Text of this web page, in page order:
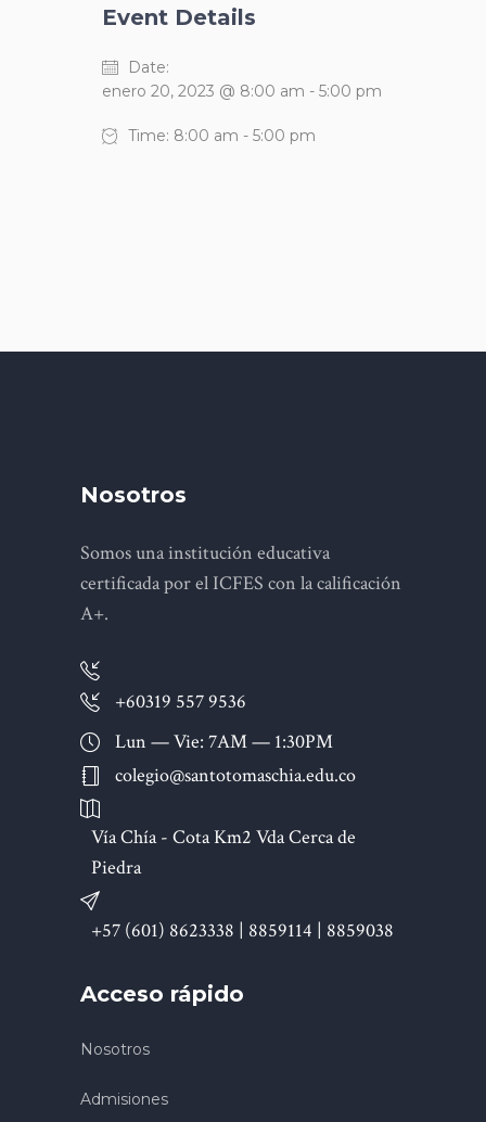
Event Details
Date:
enero 20, 2023 @ 8:00 am - 5:00 pm
Time: 8:00 am - 5:00 pm
Nosotros
Somos una institución educativa
certificada por el ICFES con la calificación
A+.
+60319 557 9536
Lun — Vie: 7AM — 1:30PM
colegio@santotomaschia.edu.co
Vía Chía - Cota Km2 Vda Cerca de
Piedra
+57 (601) 8623338 | 8859114 | 8859038
Acceso rápido
Nosotros
Admisiones